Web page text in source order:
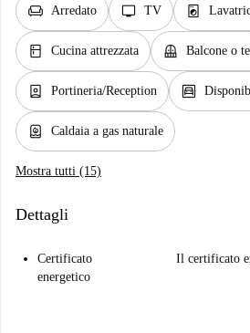
chair Arredato tv TV local_laundry_service
kitchen Cucina attrezzata balcony Balcone o
person_book Portineria/Reception garage
water_heater Caldaia a gas naturale
Mostra tutti (15)
Dettagli
Certificato
energetico
Il certificato